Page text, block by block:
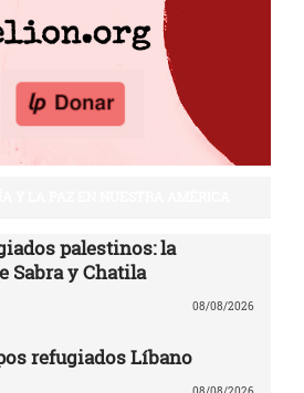
palestinos: la
Sabra y Chatila
08/08/2026
refugiados Líbano